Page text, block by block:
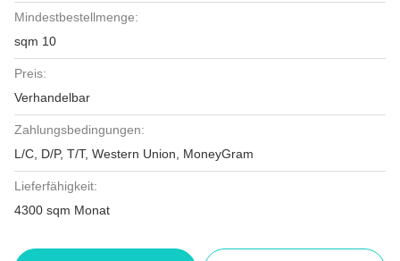
Mindestbestellmenge:
sqm 10
Preis:
Verhandelbar
Zahlungsbedingungen:
L/C, D/P, T/T, Western Union, MoneyGram
Lieferfähigkeit:
4300 sqm Monat